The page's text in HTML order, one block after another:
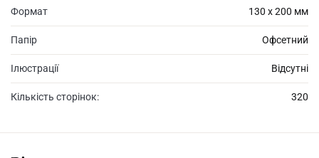
Формат 130 х 200 мм
Папір Офсетний
Ілюстрації Відсутні
Кількість сторінок: 320